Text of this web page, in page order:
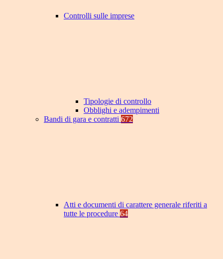
Controlli sulle imprese
Tipologie di controllo
Obblighi e adempimenti
Bandi di gara e contratti 672
Atti e documenti di carattere generale riferiti a
tutte le procedure 64